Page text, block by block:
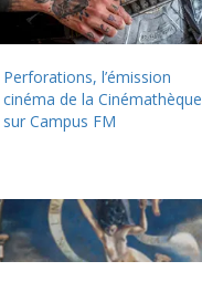
Perforations, l’émission
cinéma de la Cinémathèque
sur Campus FM